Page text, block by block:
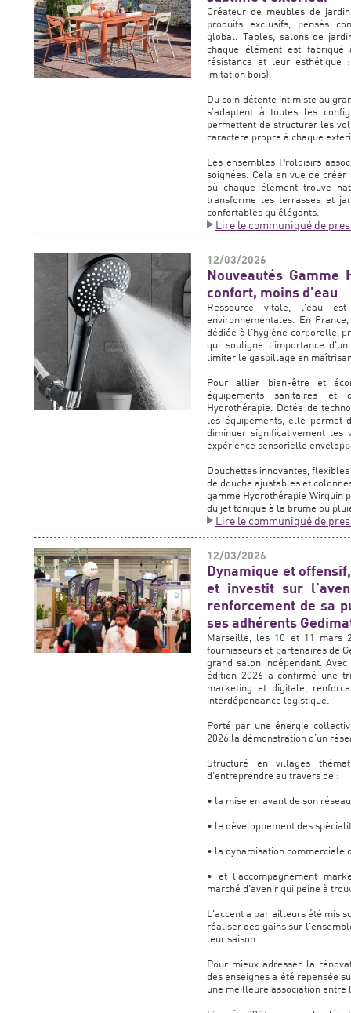
Créateur de meubles de
produits exclusifs, pensés
global. Tables, salons de
chaque élément est
résistance et leur esthétique
imitation bois).
Du coin détente intimiste au
s’adaptent à toutes les
permettent de structurer les
caractère propre à chaque
Les ensembles Proloisirs
soignées. Cela en vue de
où chaque élément trouve
transforme les terrasses et
confortables qu’élégants.
Lire le communiqué de
12/03/2026
Nouveautés
confort, moins d’eau
Ressource vitale, l'eau
environnementales. En
dédiée à l'hygiène corporelle,
qui souligne l'importance
limiter le gaspillage en
Pour allier bien-être et
équipements sanitaires et
Hydrothérapie. Dotée de
les équipements, elle permet
diminuer significativement les
expérience sensorielle
Douchettes innovantes,
de douche ajustables et
gamme Hydrothérapie Wirquin
du jet tonique à la brume ou
Lire le communiqué de
12/03/2026
Dynamique et
et investit sur
renforcement de sa
ses adhérents
Marseille, les 10 et 11 mars
fournisseurs et partenaires de
grand salon indépendant.
édition 2026 a confirmé une
marketing et digitale,
interdépendance logistique.
Porté par une énergie
2026 la démonstration d’un
Structuré en villages
d’entreprendre au travers de :
• la mise en avant de son
• le développement des
• la dynamisation commerciale
• et l’accompagnement
marché d’avenir qui peine à
L'accent a par ailleurs été mis
réaliser des gains sur
leur saison.
Pour mieux adresser la
des enseignes a été repensée
une meilleure association entre